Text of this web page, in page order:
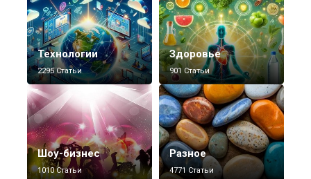
Технологии
2295 Статьи
Здоровье
901 Статьи
Шоу-бизнес
1010 Статьи
Разное
4771 Статьи